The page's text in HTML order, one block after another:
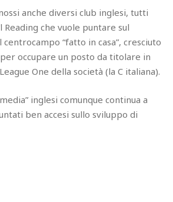
anche diversi club inglesi, tutti
Reading che vuole puntare sul
“fatto in casa”, cresciuto
occupare un posto da titolare in
One della società (la C italiana).
inglesi comunque continua a
ben accesi sullo sviluppo di